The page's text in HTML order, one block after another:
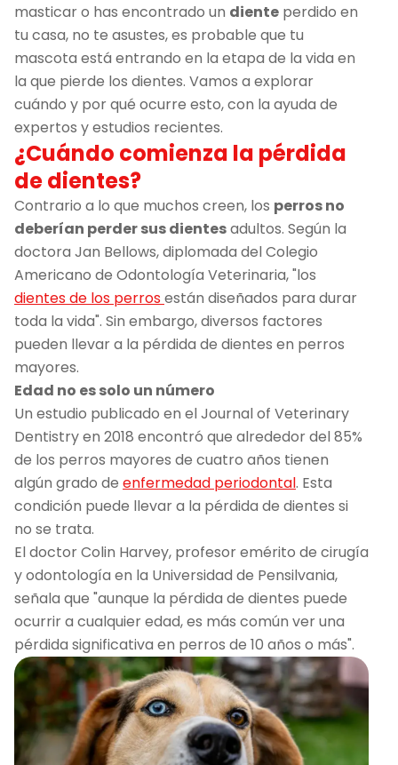
masticar o has encontrado un diente perdido en
tu casa, no te asustes, es probable que tu
mascota está entrando en la etapa de la vida en
la que pierde los dientes. Vamos a explorar
cuándo y por qué ocurre esto, con la ayuda de
expertos y estudios recientes.
¿Cuándo comienza la pérdida
de dientes?
Contrario a lo que muchos creen, los perros no
deberían perder sus dientesadultos. Según la
doctora Jan Bellows, diplomada del Colegio
Americano de Odontología Veterinaria, "los
dientes de los perrosestán diseñados para durar
toda la vida". Sin embargo, diversos factores
pueden llevar a la pérdida de dientes en perros
mayores.
Edad no es solo un número
Un estudio publicado en el Journal of Veterinary
Dentistry en 2018 encontró que alrededor del 85%
de los perros mayores de cuatro años tienen
algún grado de enfermedad periodontal. Esta
condición puede llevar a la pérdida de dientes si
no se trata.
El doctor Colin Harvey, profesor emérito de cirugía
y odontología en la Universidad de Pensilvania,
señala que "aunque la pérdida de dientes puede
ocurrir a cualquier edad, es más común ver una
pérdida significativa en perros de 10 años o más".